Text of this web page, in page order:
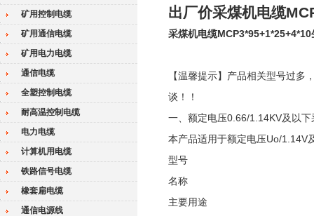
矿用控制电缆
矿用通信电缆
矿用电力电缆
通信电缆
全塑控制电缆
耐高温控制电缆
电力电缆
计算机用电缆
铁路信号电缆
橡套扁电缆
通信电源线
出厂价采煤机电缆
采煤机电缆MCP3*95+1*25+4*10
【温馨提示】产品相关型号过
谈！！
一、额定电压0.66/1.14KV及以
本产品适用于额定电压Uo/1.14V
型号
名称
主要用途